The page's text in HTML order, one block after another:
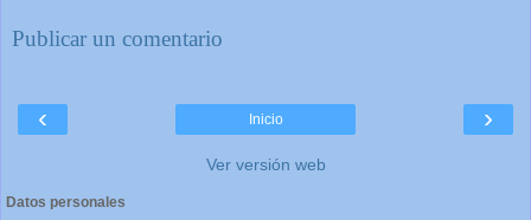
Publicar un comentario
‹ ›
Inicio
Ver versión web
Datos personales